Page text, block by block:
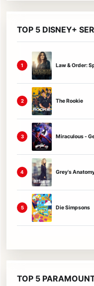
TOP 5 DISNEY+
1 Law & Order:
2 The Rookie
3 Miraculous -
4 Grey's
5 Die Simpsons
TOP 5